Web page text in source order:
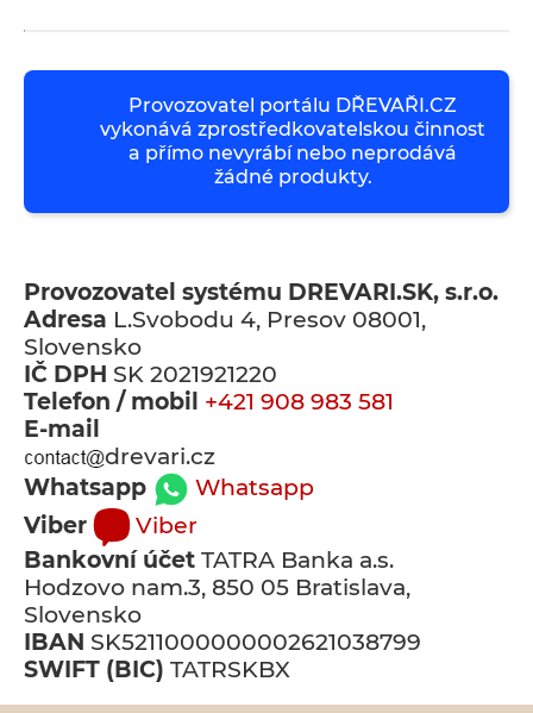
Provozovatel portálu DŘEVAŘI.CZ
vykonává zprostředkovatelskou činnost
a přímo nevyrábí nebo neprodává
žádné produkty.
Provozovatel systému DREVARI.SK, s.r.o.
Adresa L.Svobodu 4, Presov 08001,
Slovensko
IČ DPH SK 2021921220
Telefon / mobil +421 908 983 581
E-mail
drevari.cz
Whatsapp
Whatsapp
Viber
Viber
Bankovní účet TATRA Banka a.s.
Hodzovo nam.3, 850 05 Bratislava,
Slovensko
IBAN SK5211000000002621038799
SWIFT (BIC) TATRSKBX